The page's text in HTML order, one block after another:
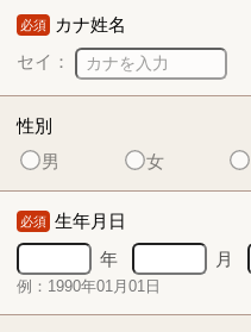
必須 カナ姓名
セイ：
性別
男
女
必須 生年月日
年
月
例：1990年01月01日